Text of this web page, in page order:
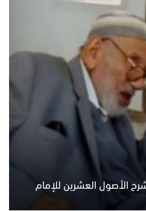
الأصول العشرين للإمام